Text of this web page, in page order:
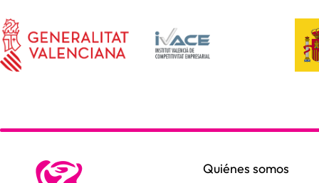
Quiénes somos